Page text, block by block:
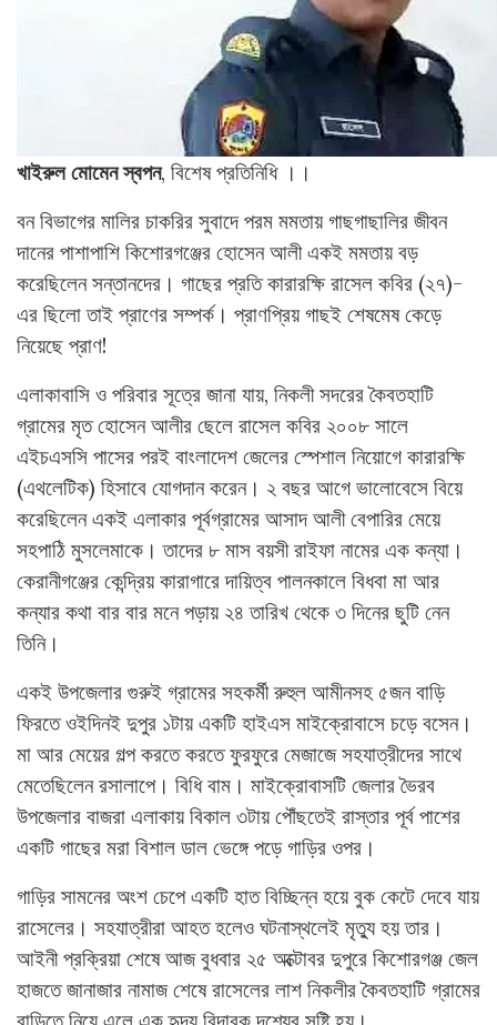
খাইরুল মোমেন স্বপন, বিশেষ প্রতিনিধি ।।
বন বিভাগের মালির চাকরির সুবাদে পরম মমতায় গাছগাছালির জীবন
দানের পাশাপাশি কিশোরগঞ্জের হোসেন আলী একই মমতায় বড়
করেছিলেন সন্তানদের। গাছের প্রতি কারারক্ষি রাসেল কবির (২৭)-
এর ছিলো তাই প্রাণের সম্পর্ক। প্রাণপ্রিয় গাছই শেষমেষ কেড়ে
নিয়েছে প্রাণ!
এলাকাবাসি ও পরিবার সূত্রে জানা যায়, নিকলী সদরের কৈবতহাটি
গ্রামের মৃত হোসেন আলীর ছেলে রাসেল কবির ২০০৮ সালে
এইচএসসি পাসের পরই বাংলাদেশ জেলের স্পেশাল নিয়োগে কারারক্ষি
(এথলেটিক) হিসাবে যোগদান করেন। ২ বছর আগে ভালোবেসে বিয়ে
করেছিলেন একই এলাকার পূর্বগ্রামের আসাদ আলী বেপারির মেয়ে
সহপাঠি মুসলেমাকে। তাদের ৮ মাস বয়সী রাইফা নামের এক কন্যা।
কেরানীগঞ্জের কেন্দ্রিয় কারাগারে দায়িত্ব পালনকালে বিধবা মা আর
কন্যার কথা বার বার মনে পড়ায় ২৪ তারিখ থেকে ৩ দিনের ছুটি নেন
তিনি।
একই উপজেলার গুরুই গ্রামের সহকর্মী রুহুল আমীনসহ ৫জন বাড়ি
ফিরতে ওইদিনই দুপুর ১টায় একটি হাইএস মাইক্রোবাসে চড়ে বসেন।
মা আর মেয়ের গল্প করতে করতে ফুরফুরে মেজাজে সহযাত্রীদের সাথে
মেতেছিলেন রসালাপে। বিধি বাম। মাইক্রোবাসটি জেলার ভৈরব
উপজেলার বাজরা এলাকায় বিকাল ৩টায় পৌঁছতেই রাস্তার পূর্ব পাশের
একটি গাছের মরা বিশাল ডাল ভেঙ্গে পড়ে গাড়ির ওপর।
গাড়ির সামনের অংশ চেপে একটি হাত বিচ্ছিন্ন হয়ে বুক কেটে দেবে যায়
রাসেলের। সহযাত্রীরা আহত হলেও ঘটনাস্থলেই মৃত্যু হয় তার।
আইনী প্রক্রিয়া শেষে আজ বুধবার ২৫ অক্টোবর দুপুরে কিশোরগঞ্জ জেল
হাজতে জানাজার নামাজ শেষে রাসেলের লাশ নিকলীর কৈবতহাটি গ্রামের